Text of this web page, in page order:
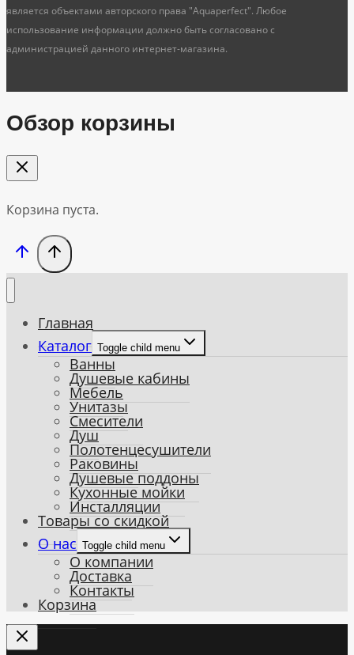
является объектами авторского права "Aquaperfect". Любое
использование информации должно быть согласовано с
администрацией данного интернет-магазина.
Обзор корзины
Корзина пуста.
Главная
Каталог Toggle child menu
Ванны
Душевые кабины
Мебель
Унитазы
Смесители
Душ
Полотенцесушители
Раковины
Душевые поддоны
Кухонные мойки
Инсталляции
Товары со скидкой
О нас Toggle child menu
О компании
Доставка
Контакты
Корзина